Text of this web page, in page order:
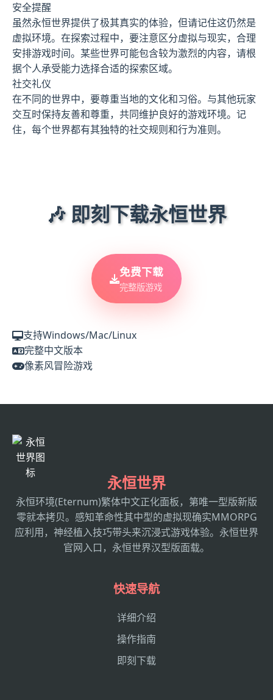
安全提醒
虽然永恒世界提供了极其真实的体验，但请记住这仍然是
虚拟环境。在探索过程中，要注意区分虚拟与现实，合理
安排游戏时间。某些世界可能包含较为激烈的内容，请根
据个人承受能力选择合适的探索区域。
社交礼仪
在不同的世界中，要尊重当地的文化和习俗。与其他玩家
交互时保持友善和尊重，共同维护良好的游戏环境。记
住，每个世界都有其独特的社交规则和行为准则。
🎶 即刻下载永恒世界
免费下载
完整版游戏
支持Windows/Mac/Linux
完整中文版本
像素风冒险游戏
永恒世界
永恒环境(Eternum)繁体中文正化面板，第唯一型版新版
零就本拷贝。感知革命性其中型的虚拟现确实MMORPG
应利用，神经植入技巧带头来沉浸式游戏体验。永恒世界
官网入口，永恒世界汉型版面载。
快速导航
详细介绍
操作指南
即刻下载